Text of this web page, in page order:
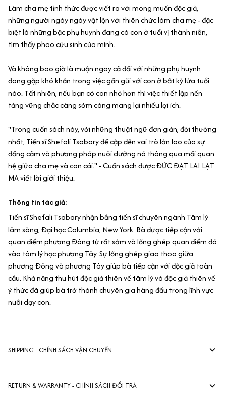
Làm cha mẹ tỉnh thức được viết ra với mong muốn độc giả,
những người ngày ngày vật lộn với thiên chức làm cha mẹ - đặc
biệt là những bậc phụ huynh đang có con ở tuổi vị thành niên,
tìm thấy phao cứu sinh của mình.
Và không bao giờ là muộn ngay cả đối với những phụ huynh
đang gặp khó khăn trong việc gần gũi với con ở bất kỳ lứa tuổi
nào. Tất nhiên, nếu bạn có con nhỏ hơn thì việc thiết lập nền
tảng vững chắc càng sớm càng mang lại nhiều lợi ích.
"Trong cuốn sách này, với những thuật ngữ đơn giản, đời thường
nhất, Tiến sĩ Shefali Tsabary đề cập đến vai trò lớn lao của sự
đồng cảm và phương pháp nuôi dưỡng nó thông qua mối quan
hệ giữa cha mẹ và con cái." - Cuốn sách được ĐỨC ĐẠT LAI LẠT
MA viết lời giới thiệu.
Thông tin tác giả:
Tiến sĩ Shefali Tsabary nhận bằng tiến sĩ chuyên ngành Tâm lý
lâm sàng, Đại học Columbia, New York. Bà được tiếp cận với
quan điểm phương Đông từ rất sớm và lồng ghép quan điểm đó
vào tâm lý học phương Tây. Sự lồng ghép giao thoa giữa
phương Đông và phương Tây giúp bà tiếp cận với độc giả toàn
cầu. Khả năng thu hút độc giả thiên về tâm lý và độc giả thiên về
ý thức đã giúp bà trở thành chuyên gia hàng đầu trong lĩnh vực
nuôi dạy con.
SHIPPING - CHÍNH SÁCH VẬN CHUYỂN
RETURN & WARRANTY - CHÍNH SÁCH ĐỔI TRẢ